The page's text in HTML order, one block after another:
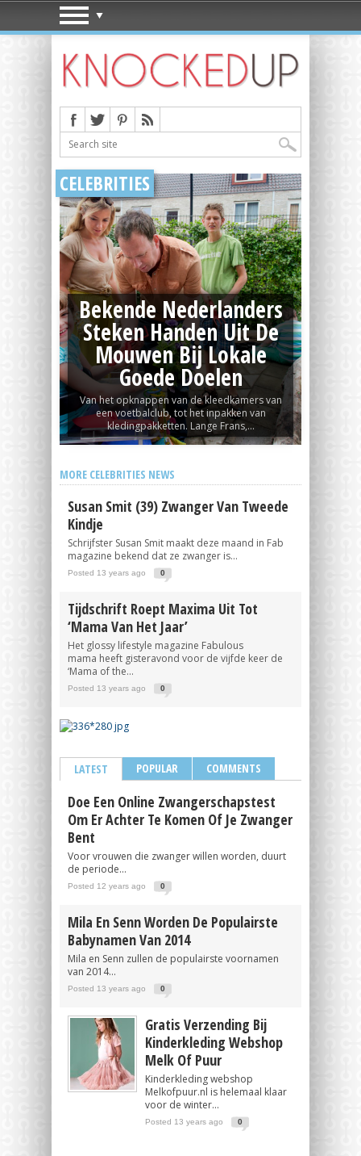
CELEBRITIES
Bekende Nederlanders
Steken Handen Uit De
Mouwen Bij Lokale
Goede Doelen
Van het opknappen van de kleedkamers van
een voetbalclub, tot het inpakken van
kledingpakketten. Lange Frans,...
MORE CELEBRITIES NEWS
Susan Smit (39) Zwanger Van Tweede
Kindje
Schrijfster Susan Smit maakt deze maand in Fab
magazine bekend dat ze zwanger is...
Posted 13 years ago 0
Tijdschrift Roept Maxima Uit Tot
‘Mama Van Het Jaar’
Het glossy lifestyle magazine Fabulous
mama heeft gisteravond voor de vijfde keer de
‘Mama of the...
Posted 13 years ago 0
LATEST POPULAR COMMENTS
Doe Een Online Zwangerschapstest
Om Er Achter Te Komen Of Je Zwanger
Bent
Voor vrouwen die zwanger willen worden, duurt
de periode...
Posted 12 years ago 0
Mila En Senn Worden De Populairste
Babynamen Van 2014
Mila en Senn zullen de populairste voornamen
van 2014...
Posted 13 years ago 0
Gratis Verzending Bij
Kinderkleding Webshop
Melk Of Puur
Kinderkleding webshop
Melkofpuur.nl is helemaal klaar
voor de winter...
Posted 13 years ago 0